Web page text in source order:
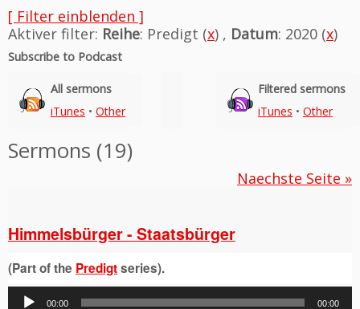
[ Filter einblenden ]
Aktiver filter: Reihe: Predigt (x) , Datum: 2020 (x)
Subscribe to Podcast
All sermons
iTunes • Other
Filtered sermons
iTunes • Other
Sermons (19)
Naechste Seite »
Himmelsbürger - Staatsbürger
(Part of the Predigtseries).
Audio-
00:00 00:00